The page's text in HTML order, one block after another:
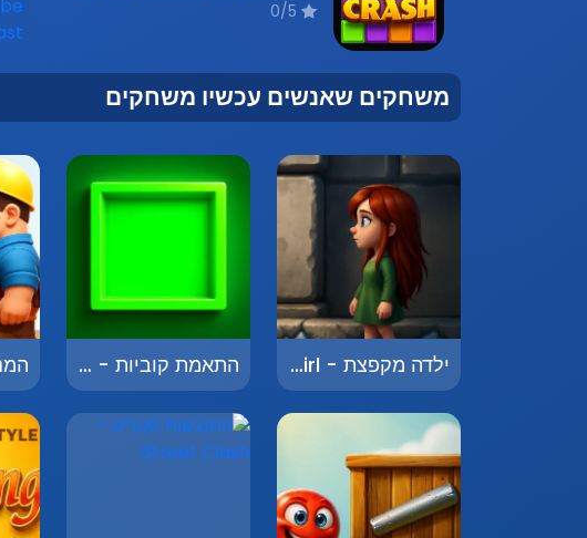
משחקים שאנשים עכשיו משחקים
ילדה מקפצת - Jumping Girl התאמת קוביות - Cube Match